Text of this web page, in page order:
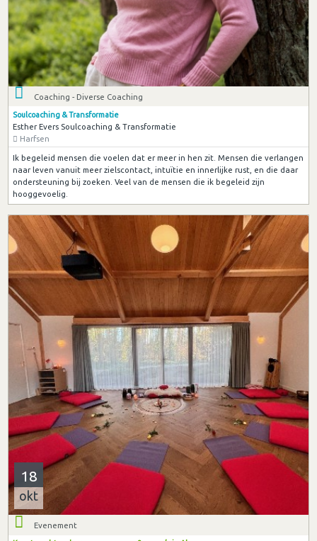
Coaching - Diverse Coaching
Soulcoaching & Transformatie
Esther Evers Soulcoaching & Transformatie
Harfsen
Ik begeleid mensen die voelen dat er meer in hen zit. Mensen die verlangen
naar leven vanuit meer zielscontact, intuïtie en innerlijke rust, en die daar
ondersteuning bij zoeken. Veel van de mensen die ik begeleid zijn
hooggevoelig.
18
okt
Evenement